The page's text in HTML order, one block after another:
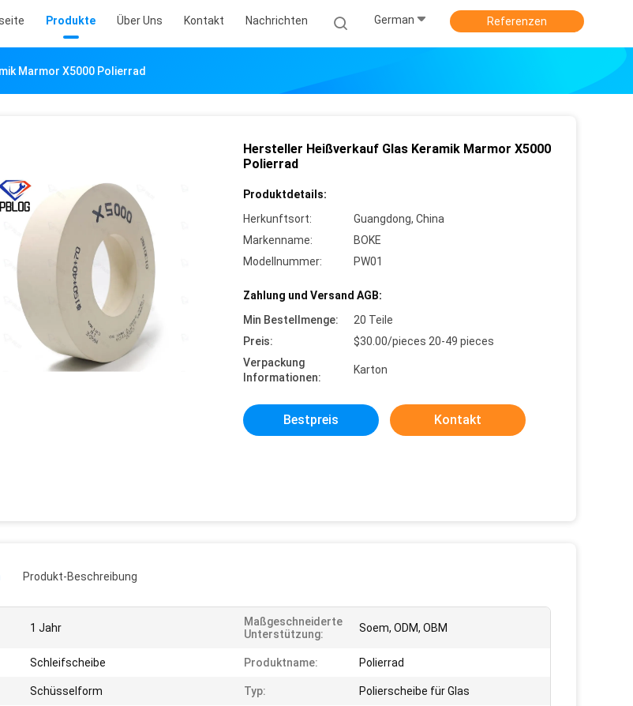
Produkte Über Uns Kontakt Nachrichten German Referenzen
Marmor X5000 Polierrad
Hersteller Heißverkauf Glas Keramik Marmor X5000
Polierrad
Produktdetails:
Herkunftsort:
Guangdong, China
Markenname:
BOKE
Modellnummer:
PW01
Zahlung und Versand AGB:
Min Bestellmenge:
20 Teile
Preis:
$30.00/pieces 20-49 pieces
Verpackung
Informationen:
Karton
Bestpreis Kontakt
Produkt-Beschreibung
1 Jahr
Maßgeschneiderte
Unterstützung:
Soem, ODM, OBM
Schleifscheibe Produktname: Polierrad
Schüsselform Typ: Polierscheibe für Glas